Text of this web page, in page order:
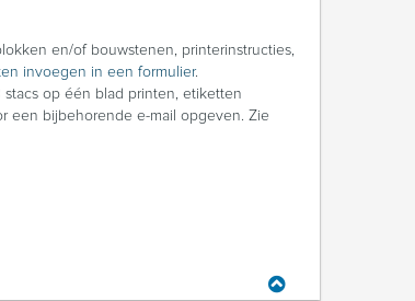
en/of bouwstenen, printerinstructies,
invoegen in een formulier.
op één blad printen, etiketten
een bijbehorende e-mail opgeven. Zie